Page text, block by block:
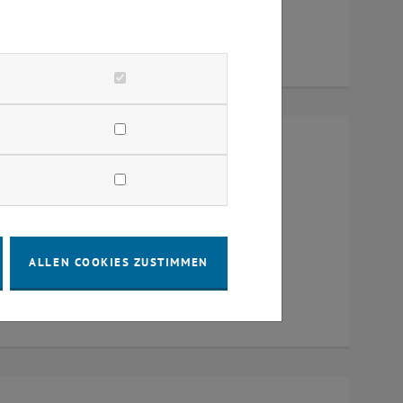
ALLEN COOKIES ZUSTIMMEN